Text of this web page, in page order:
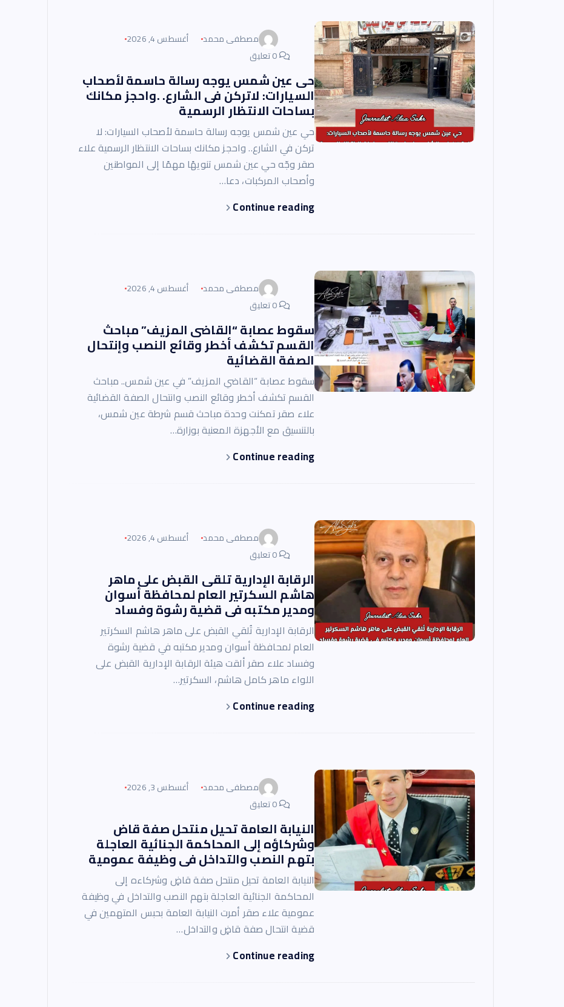
مصطفى محمد
أغسطس 4, 2026
حى عين شمس يوجه رسالة حاسمة لأصحاب
السيارات: لاتركن فى الشارع. .واحجز مكانك
بساحات الانتظار الرسمية
حي عين شمس يوجه رسالة حاسمة لأصحاب السيارات: لا
تركن في الشارع.. واحجز مكانك بساحات الانتظار الرسمية علاء
صقر وجّه حي عين شمس تنويهًا مهمًا إلى المواطنين
وأصحاب المركبات، دعا…
Continue reading
مصطفى محمد
أغسطس 4, 2026
سقوط عصابة “القاضى المزيف” مباحث
القسم تكشف أخطر وقائع النصب وإنتحال
الصفة القضائية
سقوط عصابة “القاضي المزيف” في عين شمس.. مباحث
القسم تكشف أخطر وقائع النصب وانتحال الصفة القضائية
علاء صقر تمكنت وحدة مباحث قسم شرطة عين شمس،
بالتنسيق مع الأجهزة المعنية بوزارة…
Continue reading
مصطفى محمد
أغسطس 4, 2026
الرقابة الإدارية تلقى القبض على ماهر
هاشم السكرتير العام لمحافظة أسوان
ومدير مكتبه فى قضية رشوة وفساد
الرقابة الإدارية تُلقي القبض على ماهر هاشم السكرتير
العام لمحافظة أسوان ومدير مكتبه في قضية رشوة
وفساد علاء صقر ألقت هيئة الرقابة الإدارية القبض على
اللواء ماهر كامل هاشم، السكرتير…
Continue reading
مصطفى محمد
أغسطس 3, 2026
النيابة العامة تحيل منتحل صفة قاض
وشركاؤه إلى المحاكمة الجنائية العاجلة
بتهم النصب والتداخل فى وظيفة عمومية
النيابة العامة تحيل منتحل صفة قاضٍ وشركاءه إلى
المحاكمة الجنائية العاجلة بتهم النصب والتداخل في وظيفة
عمومية علاء صقر أمرت النيابة العامة بحبس المتهمين في
قضية انتحال صفة قاضٍ والتداخل…
Continue reading